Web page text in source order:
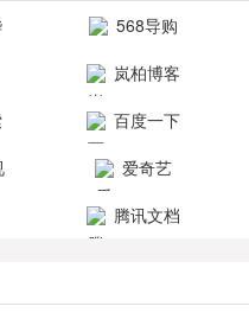
最新好看的
剧片、爱情
片、搞笑片
等全新电
影，是影
台！整合破
合破解游
戏、整合安
卓破解软件
分享与下
载！旨在打
568导购
网
岚柏博客
百度一下
爱奇艺
VIP会员
腾讯文档